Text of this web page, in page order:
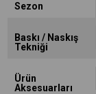
Sezon
Baskı / Naskış
Tekniği
Ürün
Aksesuarları